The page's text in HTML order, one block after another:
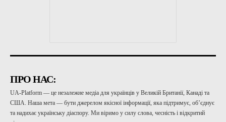
ПРО НАС:
UA-Platform — це незалежне медіа для українців у Великій Британії, Канаді та
США. Наша мета — бути джерелом якісної інформації, яка підтримує, об’єднує
та надихає українську діаспору. Ми віримо у силу слова, чесність і відкритий